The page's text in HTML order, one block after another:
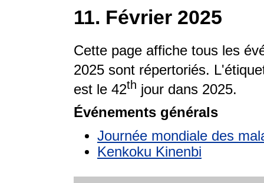
11. Février 2025
Cette page affiche tous les
2025 sont répertoriés.
est le 42th jour dans 2025.
Événements générals
Journée mondiale des
Kenkoku Kinenbi